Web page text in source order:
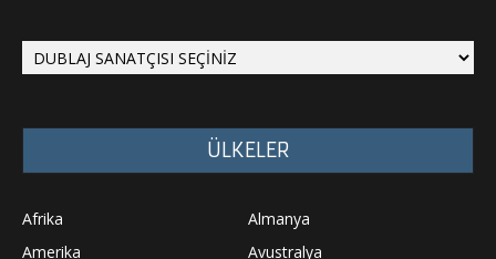
ÜLKELER
Afrika
Almanya
Amerika
Avustralya